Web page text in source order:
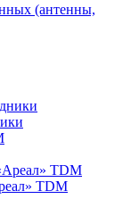
(антенны,
TDM